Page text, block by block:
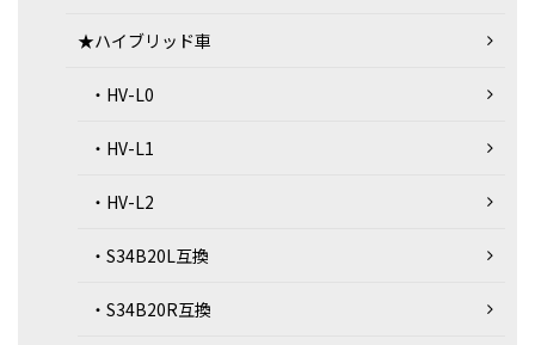
★ハイブリッド車
・HV-L0
・HV-L1
・HV-L2
・S34B20L互換
・S34B20R互換